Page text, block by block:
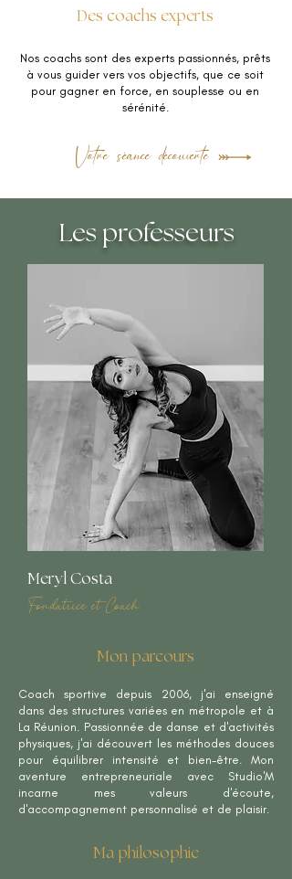
Des coachs experts
Nos coachs sont des experts passionnés, prêts
à vous guider vers vos objectifs, que ce soit
pour gagner en force, en souplesse ou en
sérénité.
Votre séance découverte
Les professeurs
Meryl Costa
Fondatrice et Coach
Mon parcours
Coach sportive depuis 2006, j'ai enseigné
dans des structures variées en métropole et à
La Réunion. Passionnée de danse et d'activités
physiques, j'ai découvert les méthodes douces
pour équilibrer intensité et bien-être. Mon
aventure entrepreneuriale avec Studio'M
incarne mes valeurs d'écoute,
d'accompagnement personnalisé et de plaisir.
Ma philosophie